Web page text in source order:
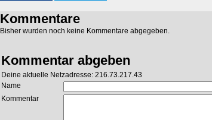
Kommentare
Bisher wurden noch keine Kommentare abgegeben.
Kommentar abgeben
Deine aktuelle Netzadresse: 216.73.217.43
Name
Kommentar